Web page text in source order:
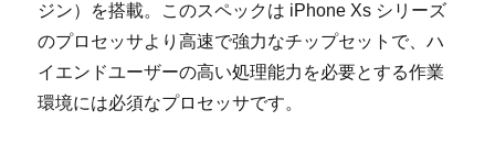
ジン）を搭載。このスペックは iPhone Xs シリーズ
のプロセッサより高速で強力なチップセットで、ハ
イエンドユーザーの高い処理能力を必要とする作業
環境には必須なプロセッサです。